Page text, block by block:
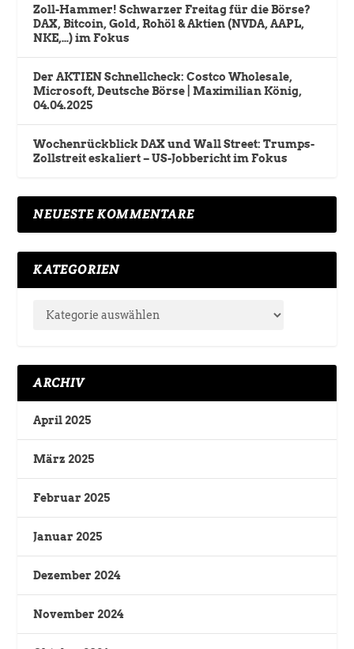
Zoll-Hammer! Schwarzer Freitag für die Börse?
DAX, Bitcoin, Gold, Rohöl & Aktien (NVDA, AAPL,
NKE,…) im Fokus
Der AKTIEN Schnellcheck: Costco Wholesale,
Microsoft, Deutsche Börse | Maximilian König,
04.04.2025
Wochenrückblick DAX und Wall Street: Trumps-
Zollstreit eskaliert – US-Jobbericht im Fokus
NEUESTE KOMMENTARE
KATEGORIEN
ARCHIV
April 2025
März 2025
Februar 2025
Januar 2025
Dezember 2024
November 2024